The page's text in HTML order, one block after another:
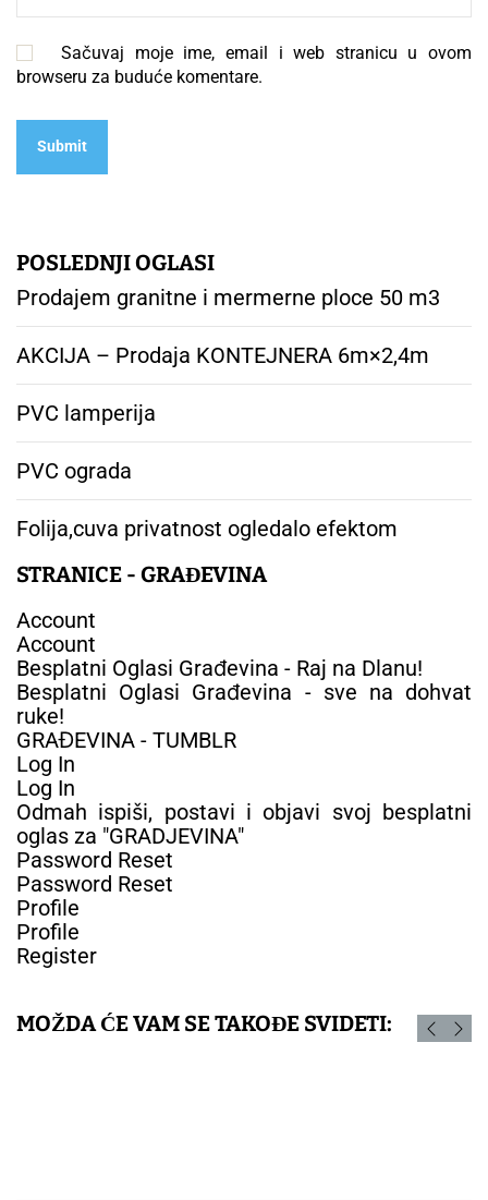
Sačuvaj moje ime, email i web stranicu u ovom
browseru za buduće komentare.
POSLEDNJI OGLASI
Prodajem granitne i mermerne ploce 50 m3
AKCIJA – Prodaja KONTEJNERA 6m×2,4m
PVC lamperija
PVC ograda
Folija,cuva privatnost ogledalo efektom
STRANICE - GRAĐEVINA
Account
Account
Besplatni Oglasi Građevina - Raj na Dlanu!
Besplatni Oglasi Građevina - sve na dohvat
ruke!
GRAĐEVINA - TUMBLR
Log In
Log In
Odmah ispiši, postavi i objavi svoj besplatni
oglas za "GRADJEVINA"
Password Reset
Password Reset
Profile
Profile
Register
MOŽDA ĆE VAM SE TAKOĐE SVIDETI: